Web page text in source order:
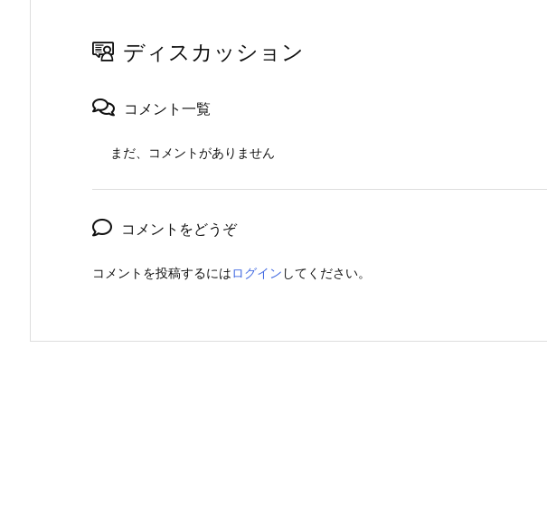
ディスカッション
コメント一覧
まだ、コメントがありません
コメントをどうぞ
コメントを投稿するにはログイン してください。